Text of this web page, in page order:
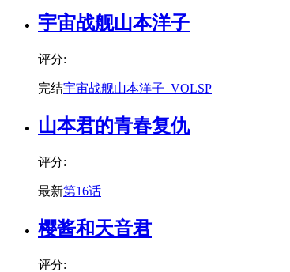
宇宙战舰山本洋子
评分:
完结宇宙战舰山本洋子_VOLSP
山本君的青春复仇
评分:
最新第16话
樱酱和天音君
评分: